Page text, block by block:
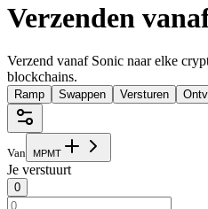
Verzenden
Verzend vanaf Sonic naar elke
blockchains.
Ramp Swappen Versturen
Van MPMT
Je verstuurt
0